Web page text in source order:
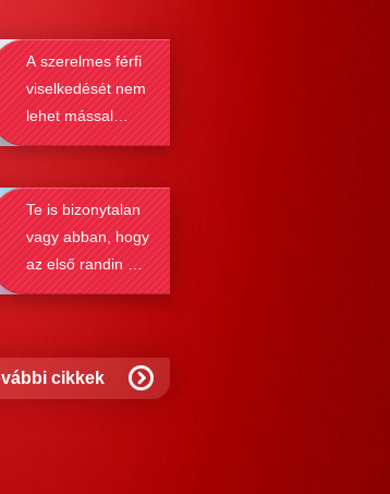
a párkapcsolatok
melyeket vizsgálva
a kötődési típusok
A szerelmes férfi
viselkedését nem
lehet mással
összetéveszteni
Te is bizonytalan
vagy abban, hogy
az első randin mit
szabad és mit
cikkek